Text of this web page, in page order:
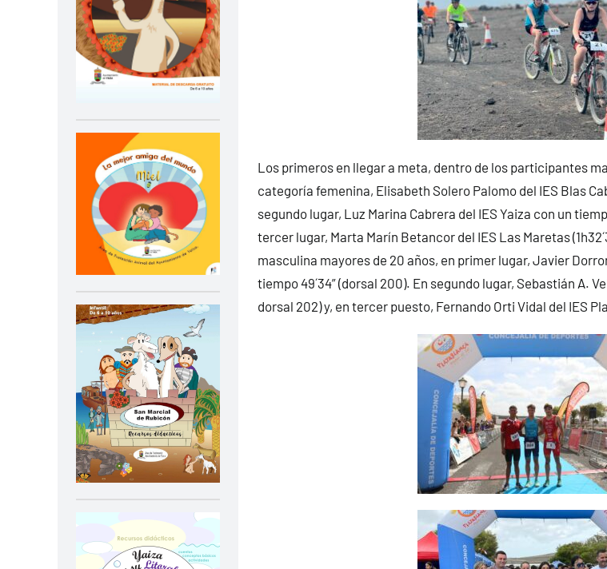
Los primeros en llegar a meta, dentro de los participantes
categoría femenina, Elisabeth Solero Palomo del IES Blas
segundo lugar, Luz Marina Cabrera del IES Yaiza con un
tercer lugar, Marta Marín Betancor del IES Las Maretas
masculina mayores de 20 años, en primer lugar, Javier
tiempo 49´34” (dorsal 200). En segundo lugar, Sebastián A.
dorsal 202) y, en tercer puesto, Fernando Orti Vidal del IES